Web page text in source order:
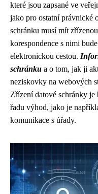
které jsou zapsané ve
jako pro ostatní právnické
schránku musí mít
korespondence s nimi
elektronickou cestou.
schránku a o tom, jak ji
neziskovky na webových
Zřízení datové schránky
řadu výhod, jako je
komunikace s úřady.